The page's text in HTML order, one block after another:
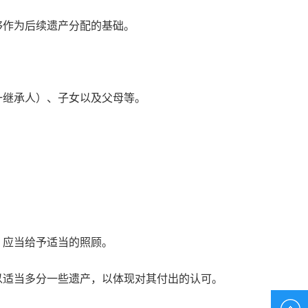
为后续遗产分配的基础。
承人）、子女以及父母等。
当给予适当的照顾。
当多分一些遗产，以体现对其付出的认可。